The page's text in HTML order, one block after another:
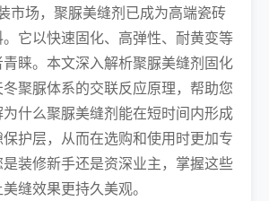
市场，聚脲美缝剂已成为高端瓷砖
它以快速固化、高弹性、耐黄变等
睐。本文深入解析聚脲美缝剂固化
聚脲体系的交联反应原理，帮助您
什么聚脲美缝剂能在短时间内形成
护层，从而在选购和使用时更加专
装修新手还是资深业主，掌握这些
缝效果更持久美观。